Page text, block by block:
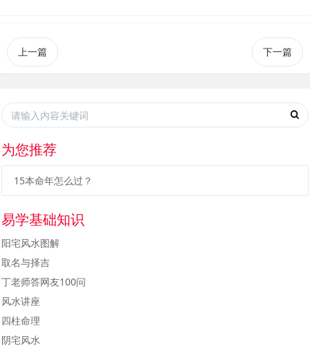
上一篇 下一篇
为您推荐
15本命年怎么过？
易学基础知识
阳宅风水图解
取名与择吉
丁老师答网友100问
风水讲座
四柱命理
阴宅风水